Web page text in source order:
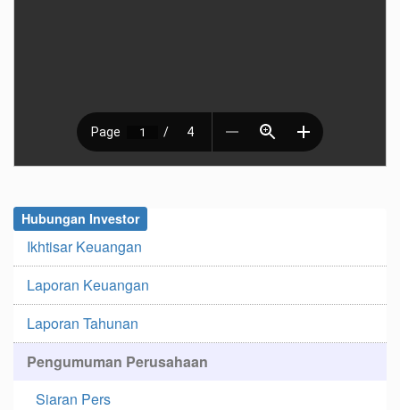
Hubungan Investor
Ikhtisar Keuangan
Laporan Keuangan
Laporan Tahunan
Pengumuman Perusahaan
Siaran Pers